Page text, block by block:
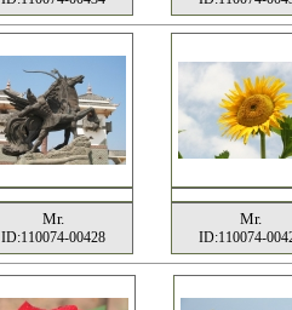
Mr.
ID:110074-00428
Mr.
ID:110074-